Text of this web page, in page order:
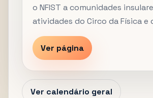
o NFIST a comunidades
atividades do Circo da Física e
Ver página
Ver calendário geral